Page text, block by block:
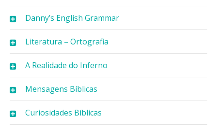
Danny’s English Grammar
Literatura – Ortografia
A Realidade do Inferno
Mensagens Bíblicas
Curiosidades Bíblicas